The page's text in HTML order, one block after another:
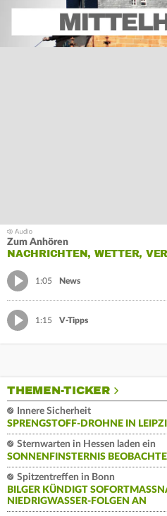
Zum Anhören
NACHRICHTEN, WETTER,
1:05 News
1:15 V-Tipps
THEMEN-TICKER
Innere Sicherheit
SPRENGSTOFF-DROHNE IN
Sternwarten in Hessen laden ein
SONNENFINSTERNIS
Spitzentreffen in Bonn
BILGER KÜNDIGT
IEDRIGWASSER-FOLGEN AN